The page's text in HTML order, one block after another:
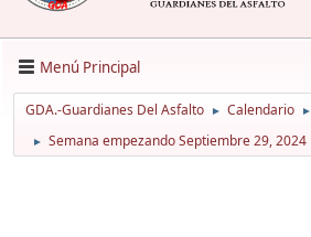
Menú Principal
GDA.-Guardianes Del Asfalto ► Calendario ►
► Semana empezando Septiembre 29, 2024